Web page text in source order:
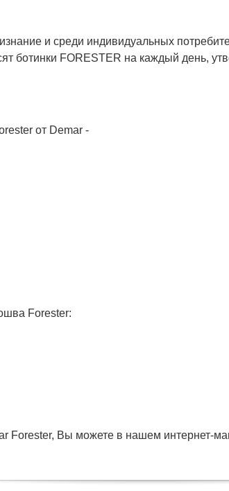
и среди индивидуальных
ботинки FORESTER на каждый день,
от Demar -
Forester:
Forester, Вы можете в нашем интернет-